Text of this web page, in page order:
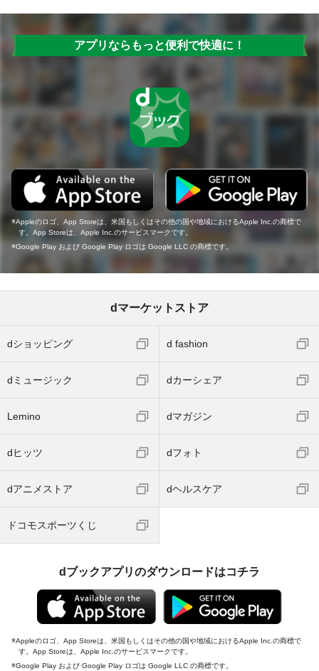
アプリならもっと便利で快適に！
Appleのロゴ、App Storeは、米国もしくはその他の国や地域におけるApple Inc.の商標で
す。App Storeは、Apple Inc.のサービスマークです。
Google Play および Google Play ロゴは Google LLC の商標です。
dマーケットストア
dショッピング d fashion
dミュージック dカーシェア
Lemino dマガジン
dヒッツ dフォト
dアニメストア dヘルスケア
ドコモスポーツくじ
dブックアプリのダウンロードはコチラ
Appleのロゴ、App Storeは、米国もしくはその他の国や地域におけるApple Inc.の商標で
す。App Storeは、Apple Inc.のサービスマークです。
Google Play および Google Play ロゴは Google LLC の商標です。